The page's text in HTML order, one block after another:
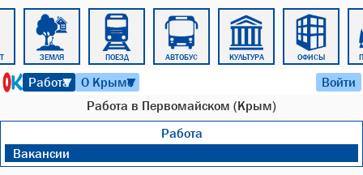
ЗЕМЛЯ ПОЕЗД АВТОБУС КУЛЬТУРА ОФИСЫ
Работа
▼ О Крыме
▼ Войти
Работа в Первомайском (Крым)
Работа
Вакансии